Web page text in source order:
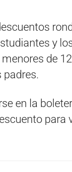
y
de
padres.
en la
para